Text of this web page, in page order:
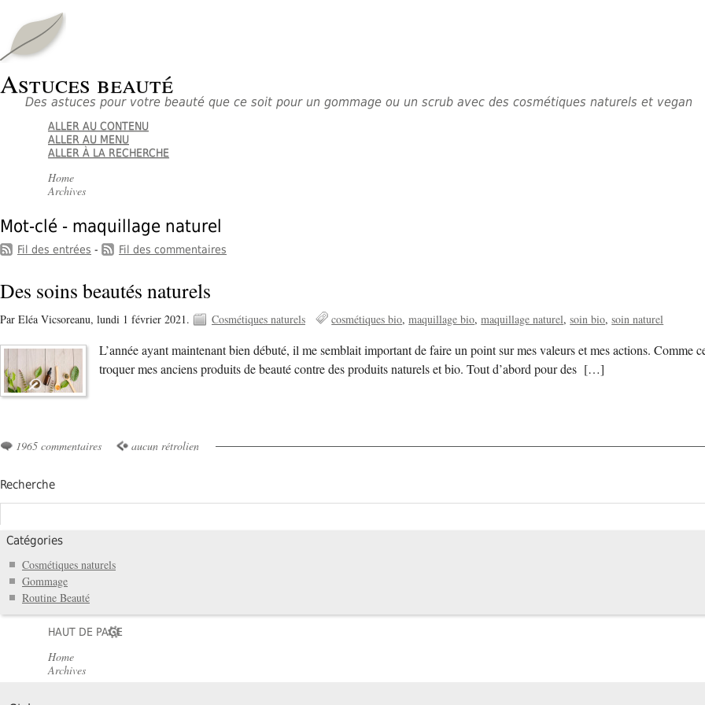
Astuces beauté
Des astuces pour votre beauté que ce soit pour un gommage ou un scrub avec des cosmétiques naturels et vegan
ALLER AU CONTENU
ALLER AU MENU
ALLER À LA RECHERCHE
Home
Archives
Mot-clé - maquillage naturel
Fil des entrées - Fil des commentaires
Des soins beautés naturels
Par Eléa Vicsoreanu, lundi 1 février 2021. Cosmétiques naturels cosmétiques bio maquillage bio maquillage naturel soin bio soin naturel
L’année ayant maintenant bien débuté, il me semblait important de faire un point sur mes valeurs et mes actions. Comme
troquer mes anciens produits de beauté contre des produits naturels et bio. Tout d’abord pour des […]
1965 commentaires aucun rétrolien
Recherche
Catégories
Cosmétiques naturels
Gommage
Routine Beauté
HAUT DE PAGE
Home
Archives